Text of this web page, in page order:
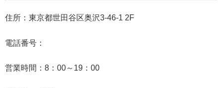
住所：東京都世田谷区奥沢3-46-1 2F
電話番号：
営業時間：8：00～19：00